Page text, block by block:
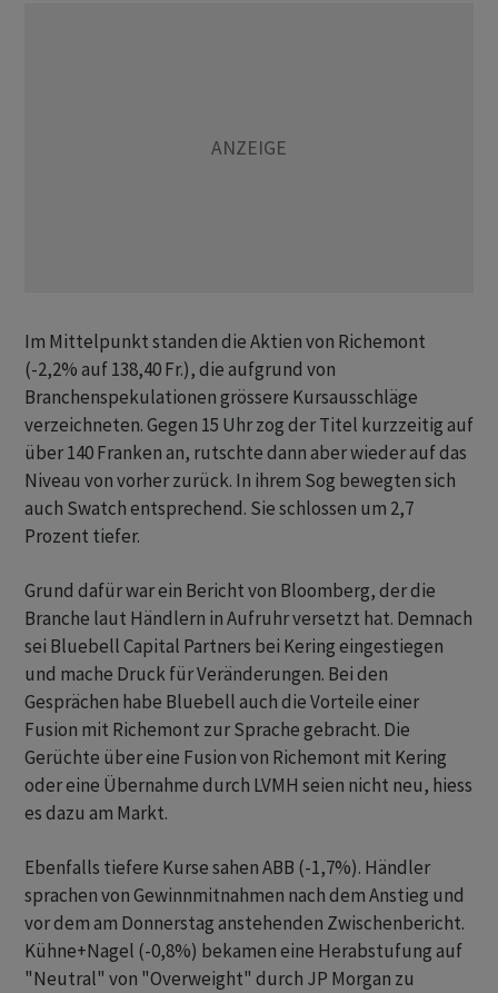
Im Mittelpunkt standen die Aktien von Richemont
(-2,2% auf 138,40 Fr.), die aufgrund von
Branchenspekulationen grössere Kursausschläge
verzeichneten. Gegen 15 Uhr zog der Titel kurzzeitig auf
über 140 Franken an, rutschte dann aber wieder auf das
Niveau von vorher zurück. In ihrem Sog bewegten sich
auch Swatch entsprechend. Sie schlossen um 2,7
Prozent tiefer.
Grund dafür war ein Bericht von Bloomberg, der die
Branche laut Händlern in Aufruhr versetzt hat. Demnach
sei Bluebell Capital Partners bei Kering eingestiegen
und mache Druck für Veränderungen. Bei den
Gesprächen habe Bluebell auch die Vorteile einer
Fusion mit Richemont zur Sprache gebracht. Die
Gerüchte über eine Fusion von Richemont mit Kering
oder eine Übernahme durch LVMH seien nicht neu, hiess
es dazu am Markt.
Ebenfalls tiefere Kurse sahen ABB (-1,7%). Händler
sprachen von Gewinnmitnahmen nach dem Anstieg und
vor dem am Donnerstag anstehenden Zwischenbericht.
Kühne+Nagel (-0,8%) bekamen eine Herabstufung auf
"Neutral" von "Overweight" durch JP Morgan zu